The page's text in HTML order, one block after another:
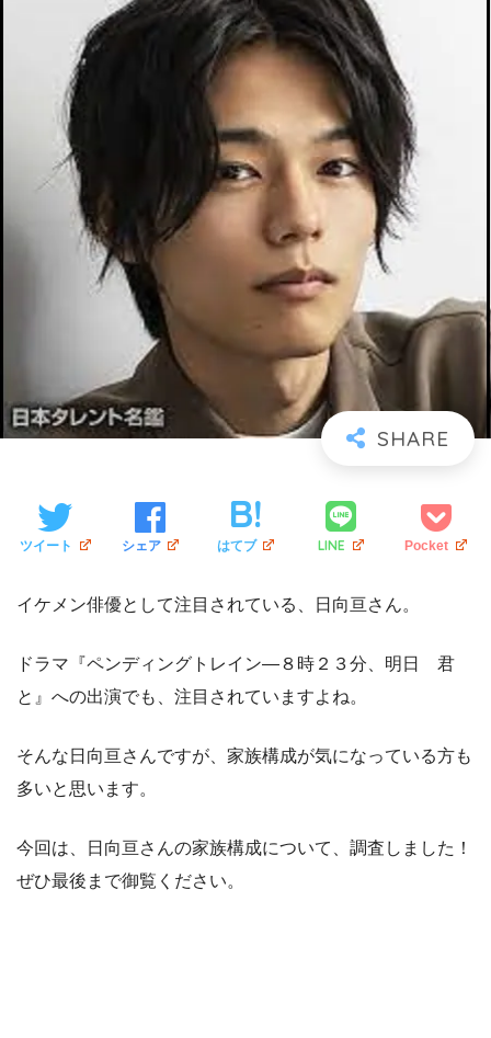
ツイート シェア はてブ LINE Pocket
イケメン俳優として注目されている、日向亘さん。
ドラマ『ペンディングトレイン―８時２３分、明日 君
と』への出演でも、注目されていますよね。
そんな日向亘さんですが、家族構成が気になっている方も
多いと思います。
今回は、日向亘さんの家族構成について、調査しました！
ぜひ最後まで御覧ください。